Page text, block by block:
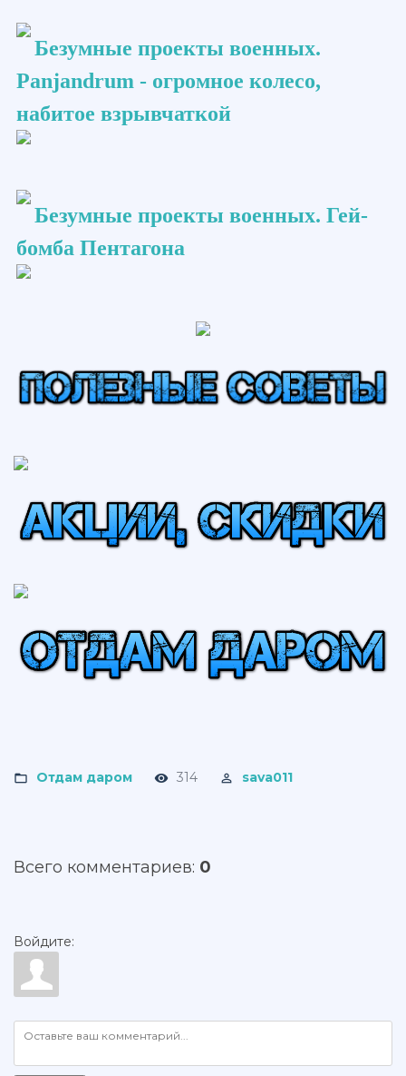
Безумные проекты военных.
Panjandrum - огромное колесо,
набитое взрывчаткой
Безумные проекты военных. Гей-
бомба Пентагона
Отдам даром 314 sava011
Всего комментариев: 0
Войдите: